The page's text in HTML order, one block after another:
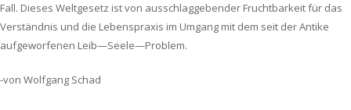
Fall. Dieses Weltgesetz ist von ausschlaggebender Fruchtbarkeit für das
Verständnis und die Lebenspraxis im Umgang mit dem seit der Antike
aufgeworfenen Leib—Seele—Problem.
-von Wolfgang Schad